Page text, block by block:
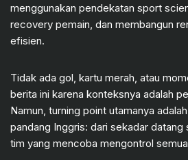
menggunakan pendekatan sport
recovery pemain, dan membangun
efisien.
Tidak ada gol, kartu merah, atau
berita ini karena konteksnya adalah
Namun, turning point utamanya
pandang Inggris: dari sekadar
tim yang mencoba mengontrol